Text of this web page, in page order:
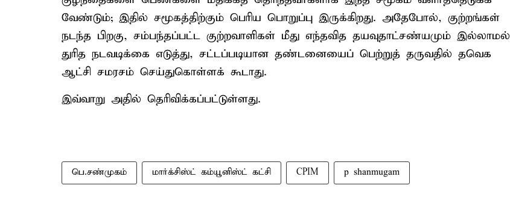
வேண்டும்; இதில் சமூகத்திற்கும் பெரிய பொறுப்பு இருக்கிறது. அதேபோல், குற்றங்கள்
நடந்த பிறகு, சம்பந்தப்பட்ட குற்றவாளிகள் மீது எந்தவித தயவுதாட்சண்யமும் இல்லாமல்
துரித நடவடிக்கை எடுத்து, சட்டப்படியான தண்டனையைப் பெற்றுத் தருவதில் தவெக
ஆட்சி சமரசம் செய்துகொள்ளக் கூடாது.
இவ்வாறு அதில் தெரிவிக்கப்பட்டுள்ளது.
பெ.சண்முகம் மார்க்சிஸ்ட் கம்யூனிஸ்ட் கட்சி CPIM p shanmugam